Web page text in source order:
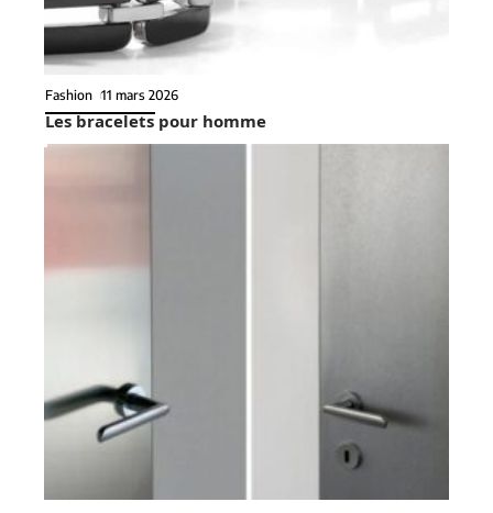
Fashion 11 mars 2026
Les bracelets pour homme